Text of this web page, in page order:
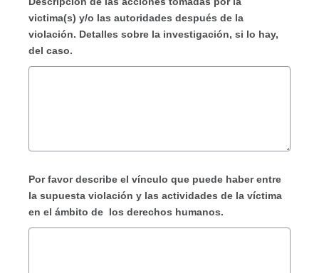
victima(s) y/o las autoridades después de la
violación. Detalles sobre la investigación, si lo hay,
del caso.
Por favor describe el vínculo que puede haber entre
la supuesta violación y las actividades de la víctima
en el ámbito de los derechos humanos.